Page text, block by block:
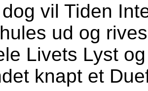
vil Tiden
ud og
Livets Lyst
knapt et